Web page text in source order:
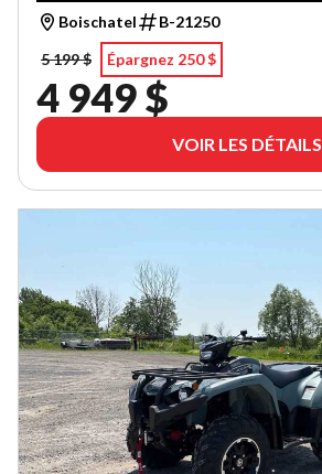
Boischatel
B-21250
5 199 $
Épargnez 250 $
4 949 $
VOIR LES DÉTAILS